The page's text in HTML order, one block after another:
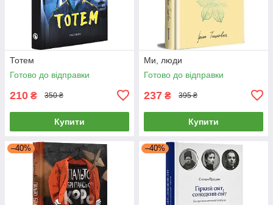
Тотем
Готово до відправки
210 ₴ 350 ₴
Купити
Ми, люди
Готово до відправки
237 ₴ 395 ₴
Купити
–40% –40%